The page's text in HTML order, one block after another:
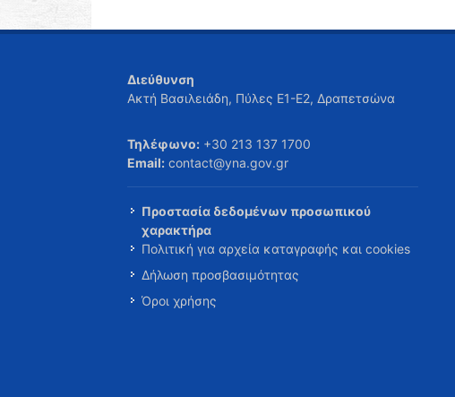
Διεύθυνση
Ακτή Βασιλειάδη, Πύλες Ε1-Ε2, Δραπετσώνα
Τηλέφωνο: +30 213 137 1700
Email: contact@yna.gov.gr
Προστασία δεδομένων προσωπικού
χαρακτήρα
Πολιτική για αρχεία καταγραφής και cookies
Δήλωση προσβασιμότητας
Όροι χρήσης